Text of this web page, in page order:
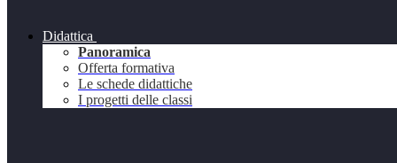
Didattica
Panoramica
Offerta formativa
Le schede didattiche
I progetti delle classi